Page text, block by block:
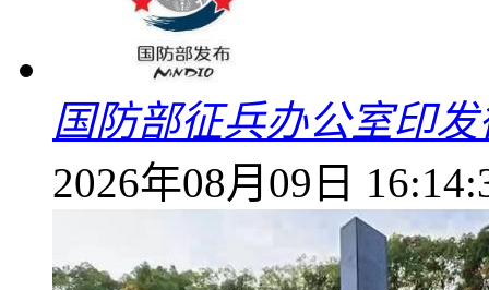
国防部征兵办公室印
2026年08月09日